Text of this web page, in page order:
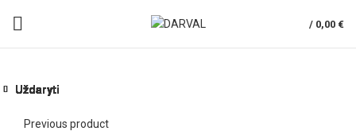
/ 0,00 €
Previous product
Uždaryti
Uždaryti
Uždaryti
Uždaryti
Uždaryti
Uždaryti
Uždaryti
Uždaryti